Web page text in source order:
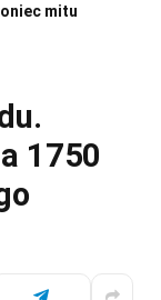
mitu
1750